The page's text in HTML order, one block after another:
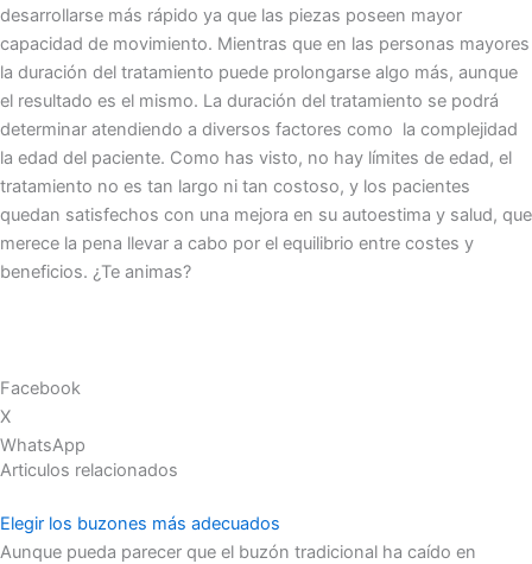
desarrollarse más rápido ya que las piezas poseen mayor
capacidad de movimiento. Mientras que en las personas mayores
la duración del tratamiento puede prolongarse algo más, aunque
el resultado es el mismo. La duración del tratamiento se podrá
determinar atendiendo a diversos factores como la complejidad
la edad del paciente. Como has visto, no hay límites de edad, el
tratamiento no es tan largo ni tan costoso, y los pacientes
quedan satisfechos con una mejora en su autoestima y salud, que
merece la pena llevar a cabo por el equilibrio entre costes y
beneficios. ¿Te animas?
Facebook
X
WhatsApp
Articulos relacionados
Elegir los buzones más adecuados
Aunque pueda parecer que el buzón tradicional ha caído en